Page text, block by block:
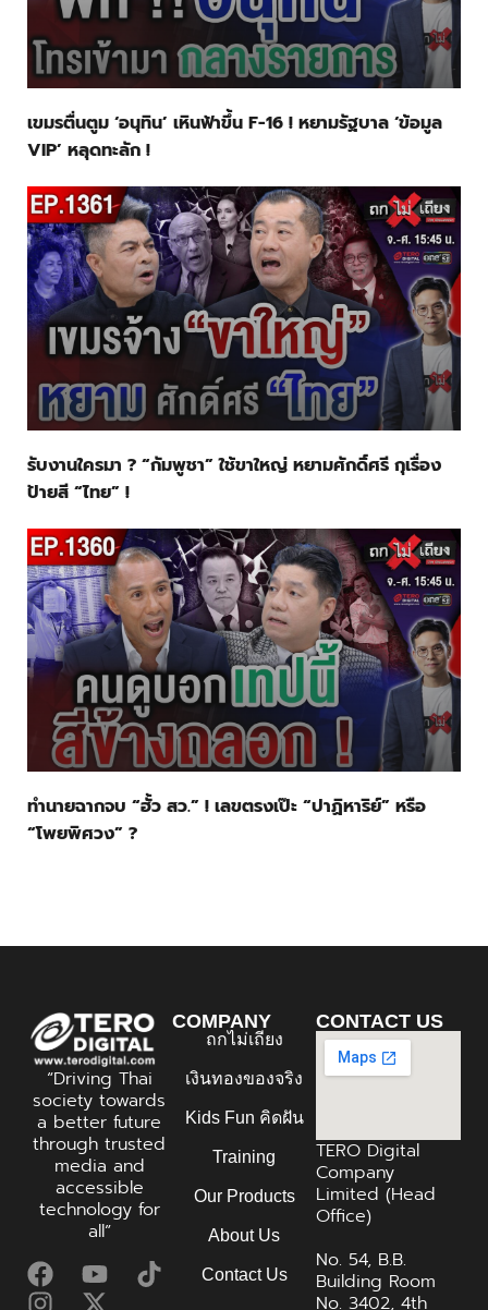
เขมรตื่นตูม ‘อนุทิน’ เหินฟ้าขึ้น F-16 ! หยามรัฐบาล ‘ข้อมูล
VIP’ หลุดทะลัก !
รับงานใครมา ? “กัมพูชา” ใช้ขาใหญ่ หยามศักดิ์ศรี กุเรื่อง
ป้ายสี “ไทย” !
ทำนายฉากจบ “ฮั้ว สว.” ! เลขตรงเป๊ะ “ปาฏิหาริย์” หรือ
“โพยพิศวง” ?
“Driving Thai
society towards
a better future
through trusted
media and
accessible
technology for
all”
COMPANY
ถกไม่เถียง
เงินทองของจริง
Kids Fun คิดฝัน
Training
Our Products
About Us
Contact Us
CONTACT US
TERO Digital
Company
Limited (Head
Office)
No. 54, B.B.
Building Room
No. 3402, 4th